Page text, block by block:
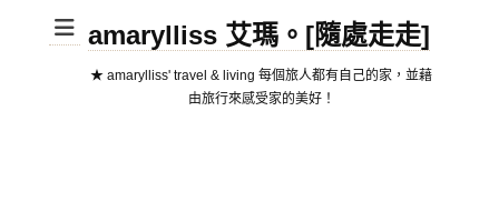
amarylliss 艾瑪。[隨處走走]
★ amarylliss' travel & living 每個旅人都有自己的家，並藉
由旅行來感受家的美好！